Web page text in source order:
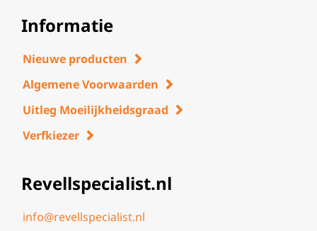
Informatie
Nieuwe producten
Algemene Voorwaarden
Uitleg Moeilijkheidsgraad
Verfkiezer
Revellspecialist.nl
info@revellspecialist.nl